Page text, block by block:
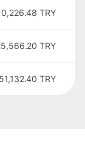
TRY
TRY
51,132.40 TRY